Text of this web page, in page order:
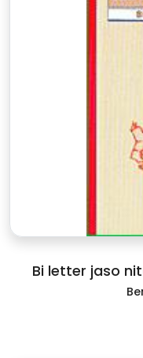
Bi letter jaso